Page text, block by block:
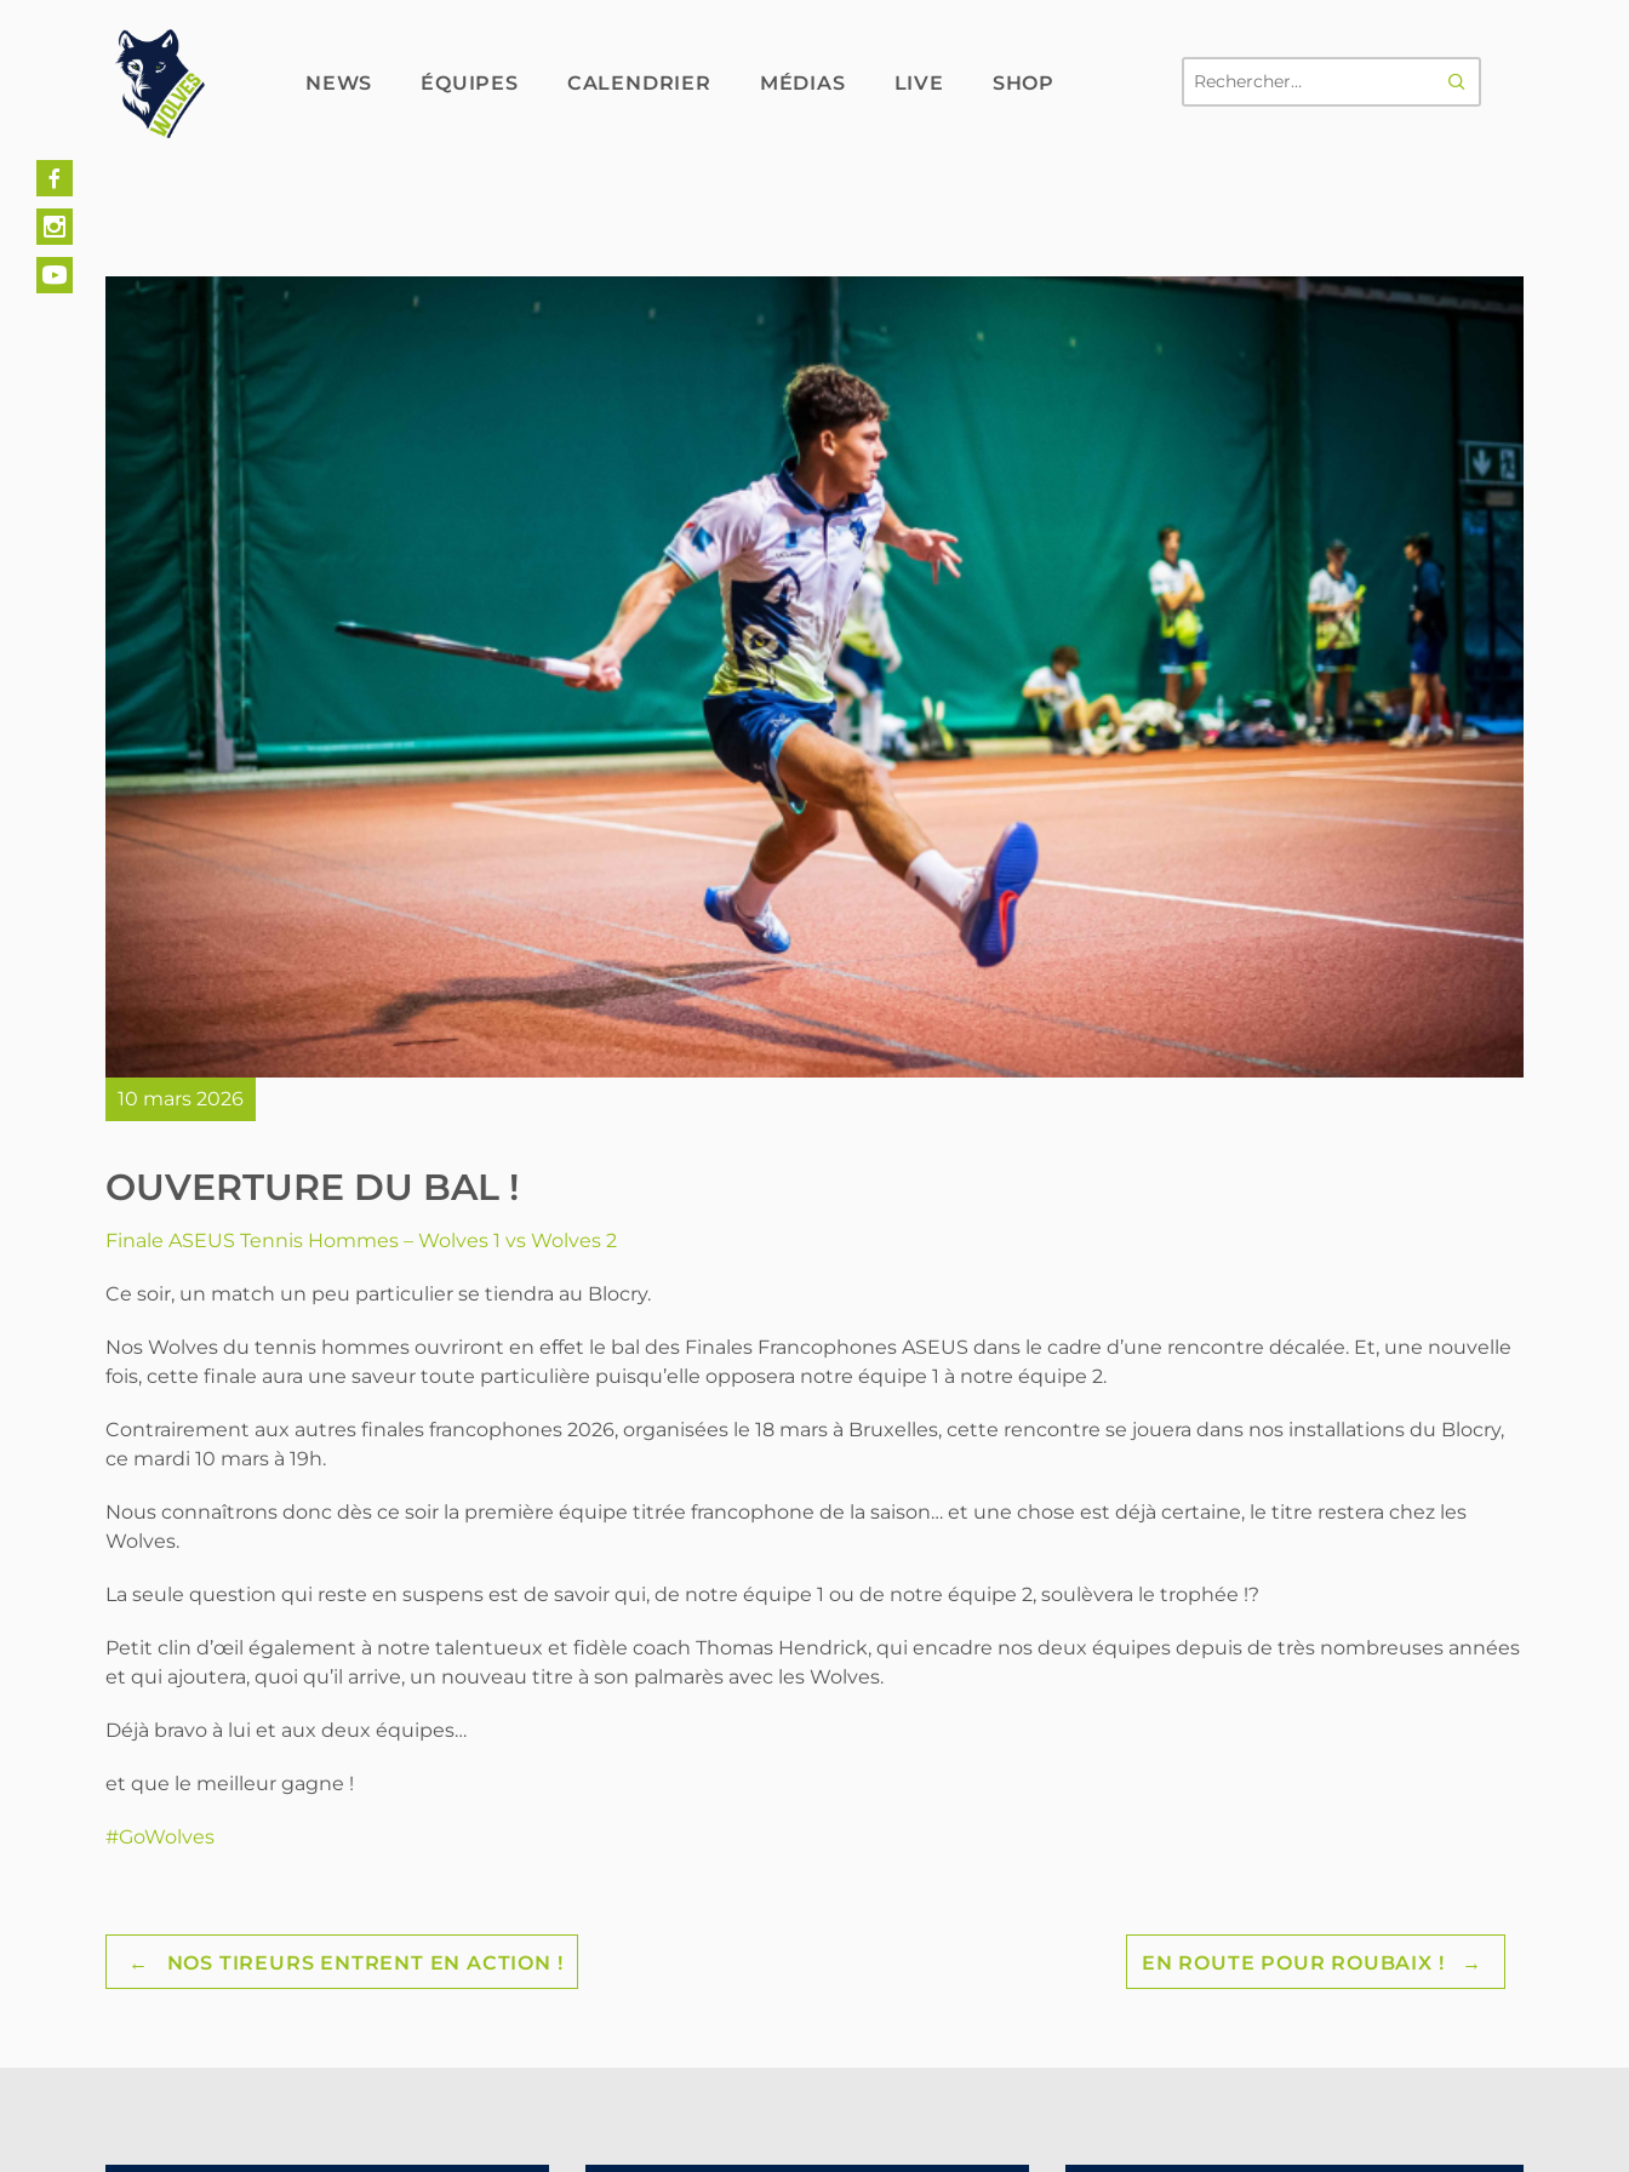
NEWS ÉQUIPES CALENDRIER MÉDIAS LIVE SHOP
OUVERTURE DU BAL !
10 mars 2026
Finale ASEUS Tennis Hommes – Wolves 1 vs Wolves 2
Ce soir, un match un peu particulier se tiendra au Blocry.
Nos Wolves du tennis hommes ouvriront en effet le bal des Finales Francophones ASEUS dans le cadre d’une rencontre décalée. Et, une nouvelle
fois, cette finale aura une saveur toute particulière puisqu’elle opposera notre équipe 1 à notre équipe 2.
Contrairement aux autres finales francophones 2026, organisées le 18 mars à Bruxelles, cette rencontre se jouera dans nos installations du Blocry,
ce mardi 10 mars à 19h.
Nous connaîtrons donc dès ce soir la première équipe titrée francophone de la saison… et une chose est déjà certaine, le titre restera chez les
Wolves.
La seule question qui reste en suspens est de savoir qui, de notre équipe 1 ou de notre équipe 2, soulèvera le trophée !?
Petit clin d’œil également à notre talentueux et fidèle coach Thomas Hendrick, qui encadre nos deux équipes depuis de très nombreuses années
et qui ajoutera, quoi qu’il arrive, un nouveau titre à son palmarès avec les Wolves.
Déjà bravo à lui et aux deux équipes…
et que le meilleur gagne !
#GoWolves
Post
← NOS TIREURS ENTRENT EN ACTION ! EN ROUTE POUR ROUBAIX ! →